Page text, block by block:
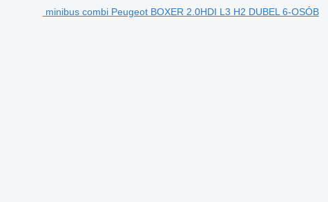
minibus combi Peugeot BOXER 2.0HDI L3 H2 DUBEL 6-OSÓB